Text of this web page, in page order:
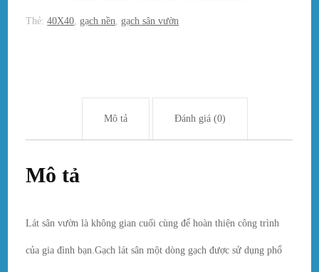
Thẻ:40X40 gạch nền gạch sân vườn
Mô tả Đánh giá (0)
Mô tả
Lát sân vườn là không gian cuối cùng để hoàn thiện công trình
của gia đình bạn.Gạch lát sân một dòng gạch được sử dụng phổ